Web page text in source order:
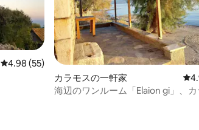
レビュー55件、5つ星中4.98つ星の平均評価
4.98 (55)
カラモスの一軒家 レ
海辺のワンルーム「Elaion gi」、カ